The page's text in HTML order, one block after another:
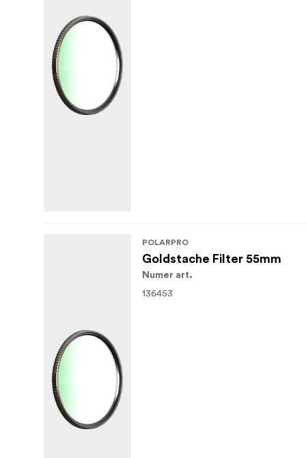
POLARPRO
Goldstache Filter 55mm
Numer art.
136453